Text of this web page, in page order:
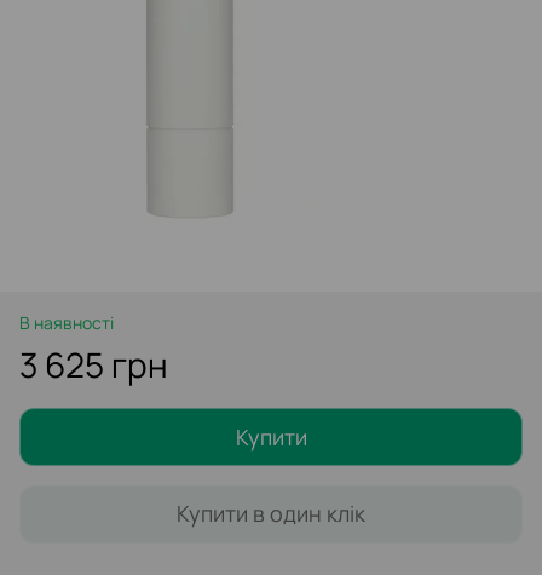
В наявності
3 625 грн
Купити
Купити в один клік